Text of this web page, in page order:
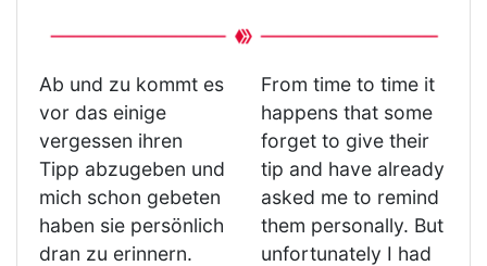
Ab und zu kommt es
vor das einige
vergessen ihren
Tipp abzugeben und
mich schon gebeten
haben sie persönlich
dran zu erinnern.
From time to time it
happens that some
forget to give their
tip and have already
asked me to remind
them personally. But
unfortunately I had